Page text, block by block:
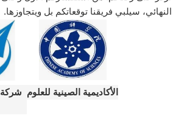
النهائي، سيلبي فريقنا توقعاتكم بل ويتجاوزها.
شركة الأكاديمية الصينية للعلوم